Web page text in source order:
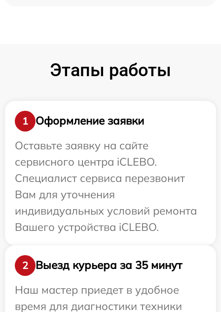
Этапы работы
1
Оформление заявки
Оставьте заявку на сайте
сервисного центра iCLEBO.
Специалист сервиса перезвонит
Вам для уточнения
индивидуальных условий ремонта
Вашего устройства iCLEBO.
2
Выезд курьера за 35 минут
Наш мастер приедет в удобное
время для диагностики техники